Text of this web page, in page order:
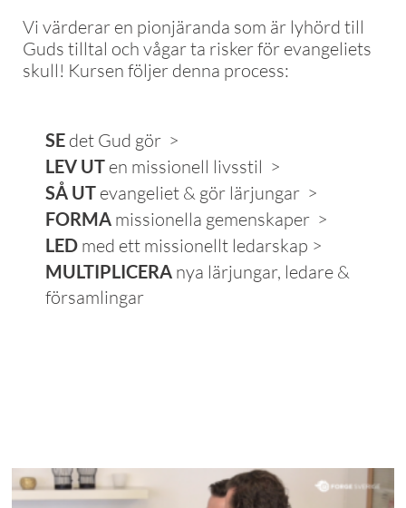
Vi värderar en pionjäranda som är lyhörd till
Guds tilltal och vågar ta risker för evangeliets
skull! Kursen följer denna process:
SE det Gud gör >
LEV UT en missionell livsstil >
SÅ UT evangeliet & gör lärjungar >
FORMA missionella gemenskaper >
LED med ett missionellt ledarskap >
MULTIPLICERA nya lärjungar, ledare &
församlingar